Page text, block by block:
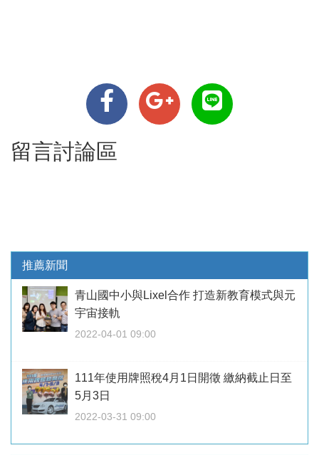
留言討論區
推薦新聞
青山國中小與Lixel合作 打造新教育模式與元
宇宙接軌
2022-04-01 09:00
111年使用牌照稅4月1日開徵 繳納截止日至
5月3日
2022-03-31 09:00